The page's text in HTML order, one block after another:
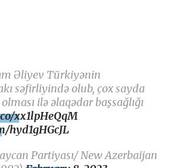
Əliyev Türkiyənin
səfirliyində olub, çox sayda
ilə əlaqədar başsağlığı
xx1lpHeQqM
hyd1gHGcJL
Partiyası/ New Azerbaijan